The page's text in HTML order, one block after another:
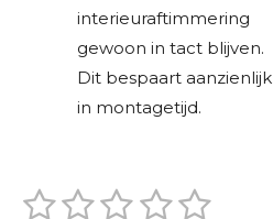
interieuraftimmering
gewoon in tact blijven.
Dit bespaart aanzienlijk
in montagetijd.
R
1
2 3 4 5
S